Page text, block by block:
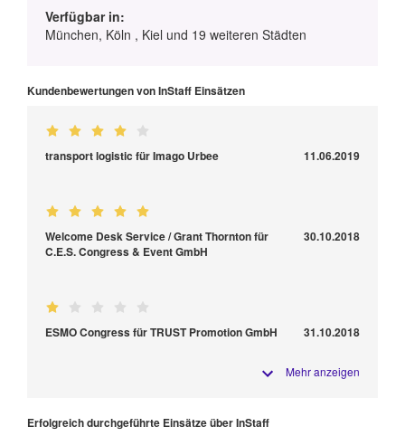
Verfügbar in:
München, Köln , Kiel und 19 weiteren Städten
Kundenbewertungen von InStaff Einsätzen
transport logistic für Imago Urbee 11.06.2019
Welcome Desk Service / Grant Thornton für
C.E.S. Congress & Event GmbH
30.10.2018
ESMO Congress für TRUST Promotion GmbH 31.10.2018
Mehr anzeigen
Erfolgreich durchgeführte Einsätze über InStaff